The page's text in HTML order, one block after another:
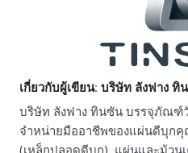
เกี่ยวกับผู้เขียน: บริษัท ลังฟาง
บริษัท ลังฟาง ทินซัน บรรจุภัณฑ์
จำหน่ายมืออาชีพของแผ่นดีบุก